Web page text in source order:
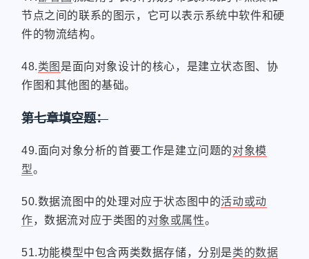
节点之间的联系的图示，它可以表示系统中软件和硬
件的物流结构。
48.类图 是面向对象设计的核心，是建立状态图、协
作图和其他图的基础。
第七章填空题：
49.面向对象分析的首要工作是建立问题的对象模
型。
50.数据流图中的处理对应于状态图中的活动或动
作，数据流对应于类图的对象或属性。
51.功能模型中包含两类数据存储，分别是类的数据